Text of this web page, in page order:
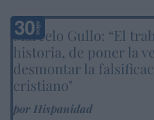
Marcelo Gullo: “El
historia, de poner la
desmontar la
cristiano"
por Hispanidad